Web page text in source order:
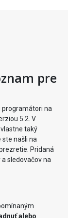
pre
programátori na
5.2. V
taký
našli na
Pridaná
sledovačov na
alebo